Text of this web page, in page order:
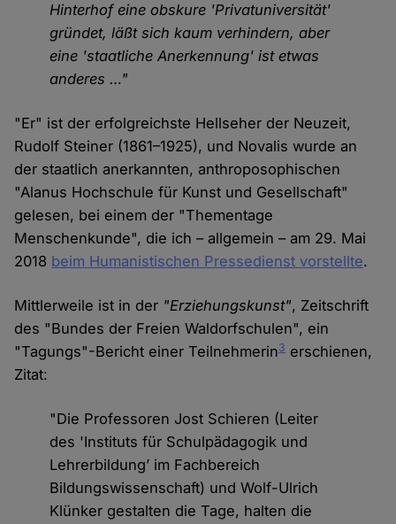
Hinterhof eine obskure 'Privatuniversität'
gründet, läßt sich kaum verhindern, aber
eine 'staatliche Anerkennung' ist etwas
anderes …"
"Er" ist der erfolgreichste Hellseher der Neuzeit,
Rudolf Steiner (1861–1925), und Novalis wurde an
der staatlich anerkannten, anthroposophischen
"Alanus Hochschule für Kunst und Gesellschaft"
gelesen, bei einem der "Thementage
Menschenkunde", die ich – allgemein – am 29. Mai
2018 beim Humanistischen Pressedienst vorstellte.
Mittlerweile ist in der "Erziehungskunst", Zeitschrift
des "Bundes der Freien Waldorfschulen", ein
"Tagungs"-Bericht einer Teilnehmerin3 erschienen,
Zitat:
"Die Professoren Jost Schieren (Leiter
des 'Instituts für Schulpädagogik und
Lehrerbildung’ im Fachbereich
Bildungswissenschaft) und Wolf-Ulrich
Klünker gestalten die Tage, halten die